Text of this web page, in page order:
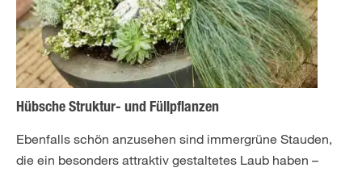
Hübsche Struktur- und Füllpflanzen
Ebenfalls schön anzusehen sind immergrüne Stauden,
die ein besonders attraktiv gestaltetes Laub haben –